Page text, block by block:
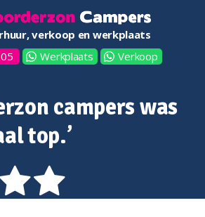
verkoop en werkplaats
Werkplaats Verkoop
campers was
top.’